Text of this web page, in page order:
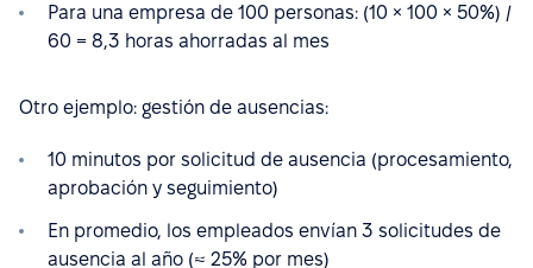
Para una empresa de 100 personas: (10 × 100 × 50%) /
60 = 8,3 horas ahorradas al mes
Otro ejemplo: gestión de ausencias:
10 minutos por solicitud de ausencia (procesamiento,
aprobación y seguimiento)
En promedio, los empleados envían 3 solicitudes de
ausencia al año (≈ 25% por mes)